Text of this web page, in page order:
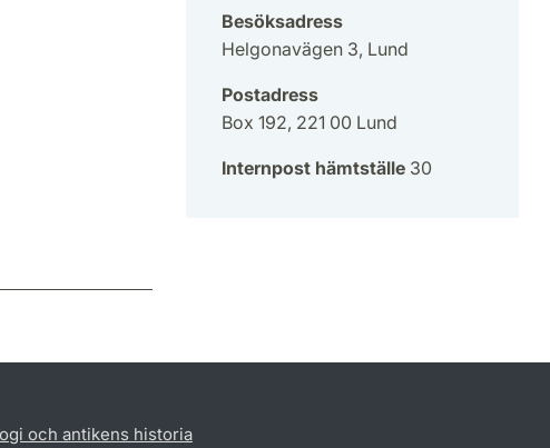
Besöksadress
Helgonavägen 3, Lund
Postadress
Box 192, 221 00 Lund
Internpost hämtställe30
och antikens historia